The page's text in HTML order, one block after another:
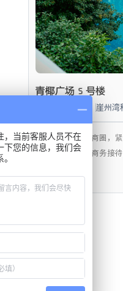
青椰广场 5 号楼
3.5米 崖州湾
地处科技城核心商圈，
园区人才居住与商务接
查看详情
，当前客服人员不在
下您的信息，我们会